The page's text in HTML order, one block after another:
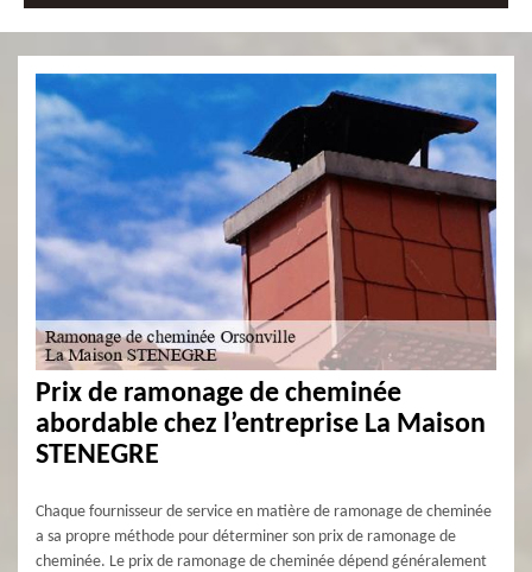
Prix de ramonage de cheminée
abordable chez l’entreprise La Maison
STENEGRE
Chaque fournisseur de service en matière de ramonage de cheminée
a sa propre méthode pour déterminer son prix de ramonage de
cheminée. Le prix de ramonage de cheminée dépend généralement